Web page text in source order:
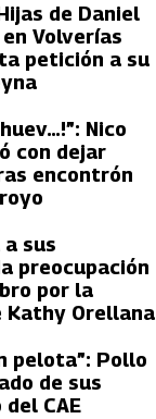
de Daniel
Volverías
petición a su
Nico
con dejar
encontrón
sus
preocupación
por la
Kathy Orellana
pelota”: Pollo
de sus
CAE